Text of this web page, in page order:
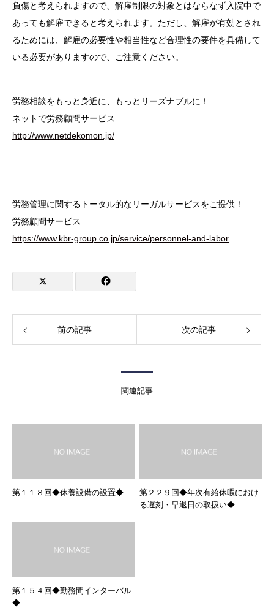
負傷と考えられますので、解雇制限の対象とはならなず入院中で
あっても解雇できると考えられます。ただし、解雇が有効とされ
るためには、解雇の必要性や相当性など合理性の要件を具備して
いる必要がありますので、ご注意ください。
労務相談をもっと身近に、もっとリーズナブルに！
ネットで労務顧問サービス
http://www.netdekomon.jp/
労務管理に関するトータル的なリーガルサービスをご提供！
労務顧問サービス
https://www.kbr-group.co.jp/service/personnel-and-labor
前の記事 次の記事
関連記事
第１１８回◆休養設備の設置◆
第２２９回◆年次有給休暇におけ
る遅刻・早退日の取扱い◆
第１５４回◆勤務間インターバル
◆